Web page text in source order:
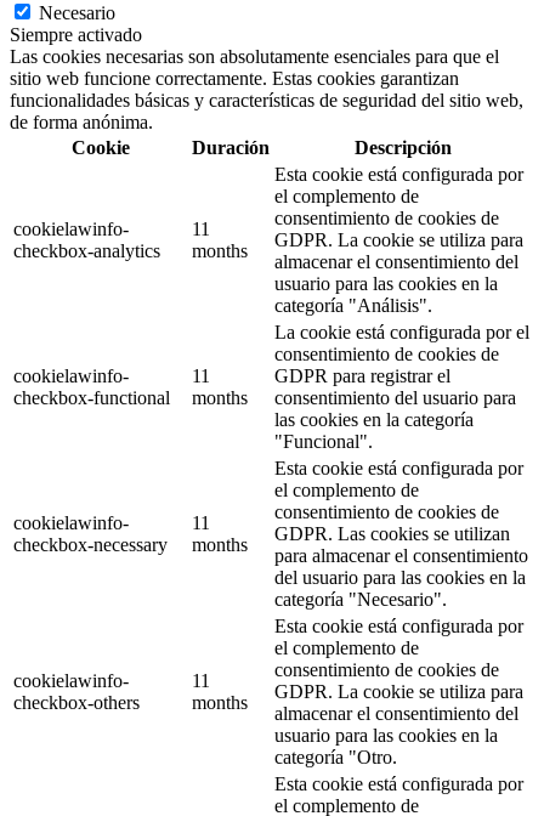
Necesario
Siempre activado
Las cookies necesarias son absolutamente esenciales para que el
sitio web funcione correctamente. Estas cookies garantizan
funcionalidades básicas y características de seguridad del sitio web,
de forma anónima.
Cookie
Duración Descripción
cookielawinfo-
checkbox-analytics
11
months
Esta cookie está configurada por
el complemento de
consentimiento de cookies de
GDPR. La cookie se utiliza para
almacenar el consentimiento del
usuario para las cookies en la
categoría "Análisis".
cookielawinfo-
checkbox-functional
11
months
La cookie está configurada por el
consentimiento de cookies de
GDPR para registrar el
consentimiento del usuario para
las cookies en la categoría
"Funcional".
cookielawinfo-
checkbox-necessary
11
months
Esta cookie está configurada por
el complemento de
consentimiento de cookies de
GDPR. Las cookies se utilizan
para almacenar el consentimiento
del usuario para las cookies en la
categoría "Necesario".
cookielawinfo-
checkbox-others
11
months
Esta cookie está configurada por
el complemento de
consentimiento de cookies de
GDPR. La cookie se utiliza para
almacenar el consentimiento del
usuario para las cookies en la
categoría "Otro.
Esta cookie está configurada por
el complemento de